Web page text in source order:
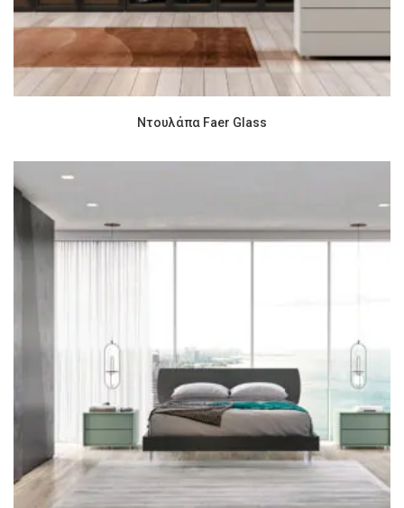
Ντουλάπα Faer Glass